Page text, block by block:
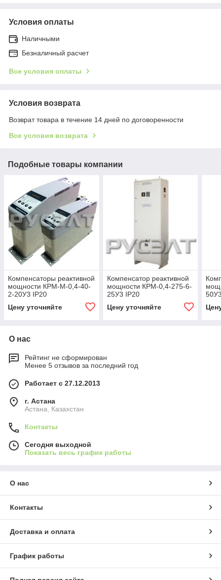
Условия оплаты
Наличными
Безналичный расчет
Все условия оплаты
Условия возврата
Возврат товара в течение 14 дней по договоренности
Все условия возврата
Подобные товары компании
Компенсаторы реактивной
мощности КРМ-М-0,4-40-
2-20У3 IP20
Цену уточняйте
Компенсатор реактивной
мощности КРМ-0,4-275-6-
25У3 IP20
Цену уточняйте
О нас
Рейтинг не сформирован
Менее 5 отзывов за последний год
Работает с 27.12.2013
г. Астана
Астана, Казахстан
Контакты
Сегодня выходной
Показать весь график работы
О нас
Контакты
Доставка и оплата
График работы